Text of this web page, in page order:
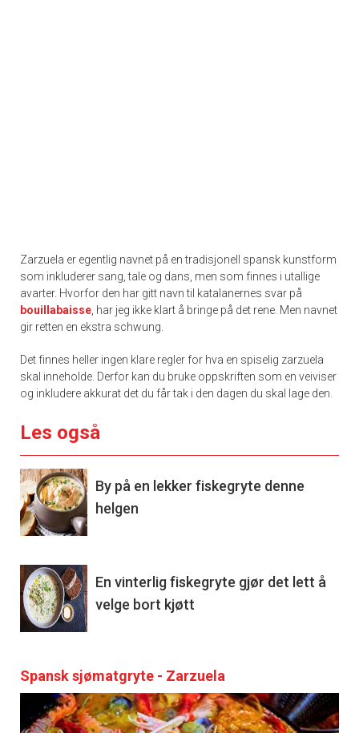
Zarzuela er egentlig navnet på en tradisjonell spansk kunstform
som inkluderer sang, tale og dans, men som finnes i utallige
avarter. Hvorfor den har gitt navn til katalanernes svar på
bouillabaisse , har jeg ikke klart å bringe på det rene. Men navnet
gir retten en ekstra schwung.
Det finnes heller ingen klare regler for hva en spiselig zarzuela
skal inneholde. Derfor kan du bruke oppskriften som en veiviser
og inkludere akkurat det du får tak i den dagen du skal lage den.
Les også
By på en lekker fiskegryte denne
helgen
En vinterlig fiskegryte gjør det lett å
velge bort kjøtt
Spansk sjømatgryte - Zarzuela